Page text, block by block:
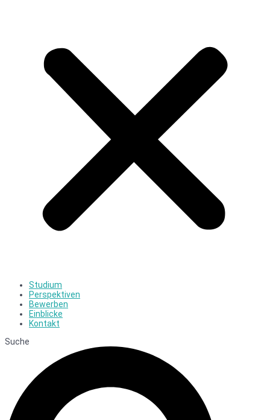
Studium
Perspektiven
Bewerben
Einblicke
Kontakt
Suche